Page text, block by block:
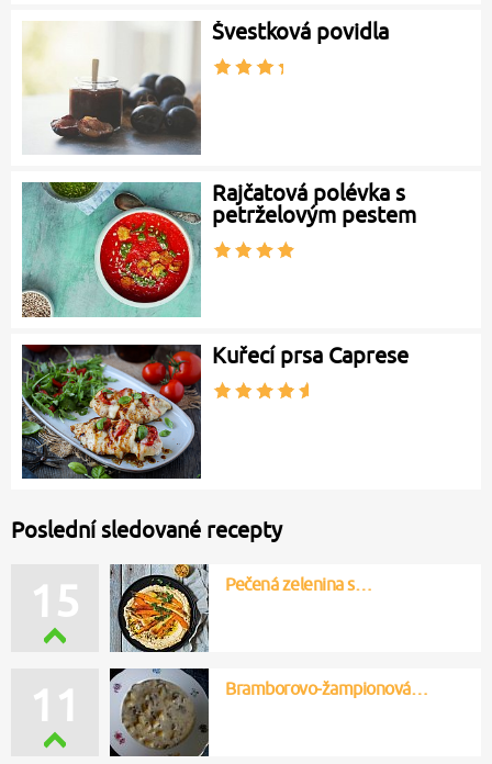
Švestková povidla
Rajčatová polévka s
petrželovým pestem
Kuřecí prsa Caprese
Poslední sledované recepty
15 Pečená zelenina s…
11 Bramborovo-žampionová…